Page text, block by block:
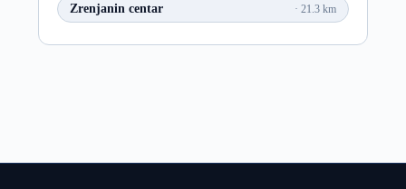
Zrenjanin centar 21.3 km